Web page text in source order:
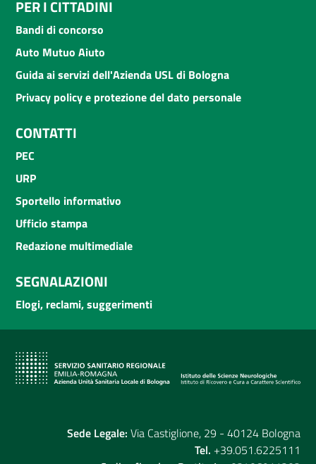
PER I CITTADINI
Bandi di concorso
Auto Mutuo Aiuto
Guida ai servizi dell'Azienda USL di Bologna
Privacy policy e protezione del dato personale
CONTATTI
PEC
URP
Sportello informativo
Ufficio stampa
Redazione multimediale
SEGNALAZIONI
Elogi, reclami, suggerimenti
Sede Legale: Via Castiglione, 29 - 40124 Bologna
Tel. +39.051.6225111